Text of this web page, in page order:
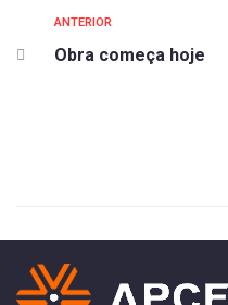
ANTERIOR
Obra começa hoje